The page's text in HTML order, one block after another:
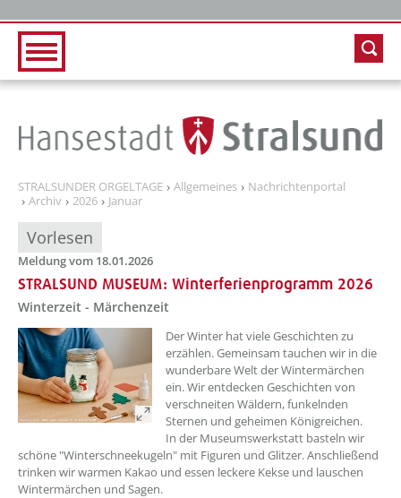
STRALSUNDER ORGELTAGE Allgemeines
Nachrichtenportal
Archiv
2026 Januar
Vorlesen
Meldung vom 18.01.2026
STRALSUND MUSEUM: Winterferienprogramm 2026
Winterzeit - Märchenzeit
??? absaetzeOben[1]/titel ???
Der Winter hat viele Geschichten zu
erzählen. Gemeinsam tauchen wir in die
wunderbare Welt der Wintermärchen
ein. Wir entdecken Geschichten von
verschneiten Wäldern, funkelnden
Sternen und geheimen Königreichen.
In der Museumswerkstatt basteln wir
schöne "Winterschneekugeln" mit Figuren und Glitzer. Anschließend
trinken wir warmen Kakao und essen leckere Kekse und lauschen
Wintermärchen und Sagen.